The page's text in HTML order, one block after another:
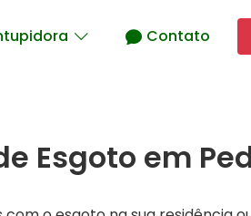
Contato
Esgoto em